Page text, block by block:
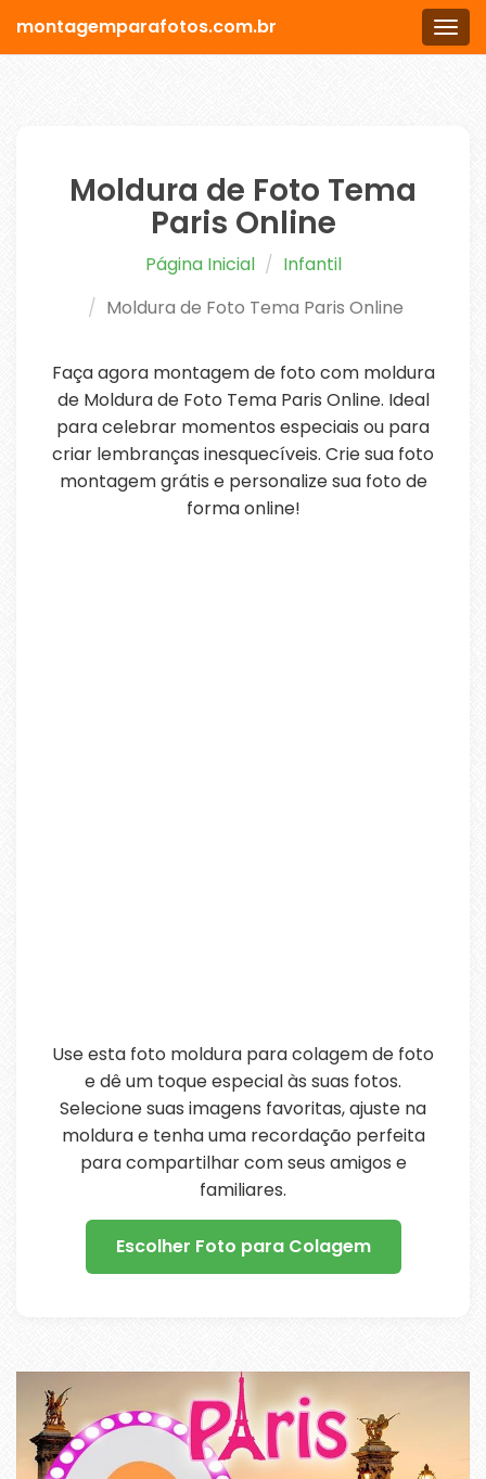
Menu
montagemparafotos.com.br
Moldura de Foto Tema
Paris Online
Página Inicial
Infantil
Moldura de Foto Tema Paris Online
Faça agora montagem de foto com moldura
de Moldura de Foto Tema Paris Online. Ideal
para celebrar momentos especiais ou para
criar lembranças inesquecíveis. Crie sua foto
montagem grátis e personalize sua foto de
forma online!
Use esta foto moldura para colagem de foto
e dê um toque especial às suas fotos.
Selecione suas imagens favoritas, ajuste na
moldura e tenha uma recordação perfeita
para compartilhar com seus amigos e
familiares.
Escolher Foto para Colagem